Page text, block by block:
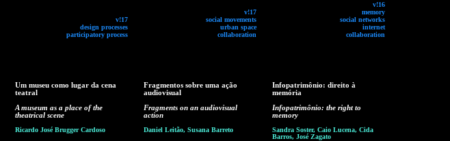
v!17
design processes
participatory process
v!17
social movements
urban space
collaboration
v!16
memory
social networks
internet
collaboration
Um museu como lugar da cena
teatral
A museum as a place of the
theatrical scene
Ricardo José Brugger Cardoso
Fragmentos sobre uma ação
audiovisual
Fragments on an audiovisual
action
Daniel Leitão, Susana Barreto
Infopatrimônio: direito à
memória
Infopatrimônio: the right to
memory
Sandra Soster, Caio Lucena, Cida
Barros, José Zagato